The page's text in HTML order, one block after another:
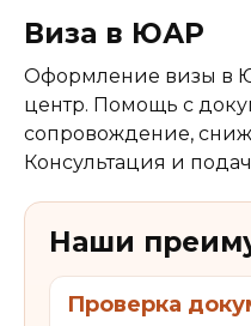
Виза в ЮАР
Оформление визы в
центр. Помощь с
сопровождение,
Консультация и
Наши
Проверка